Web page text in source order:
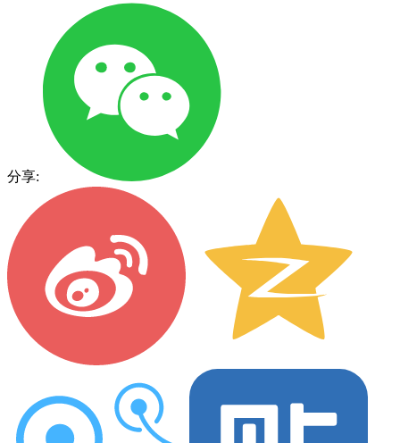
分享: